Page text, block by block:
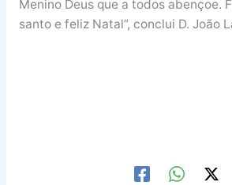
Menino Deus que a todos abençoe.
santo e feliz Natal”, conclui D. João